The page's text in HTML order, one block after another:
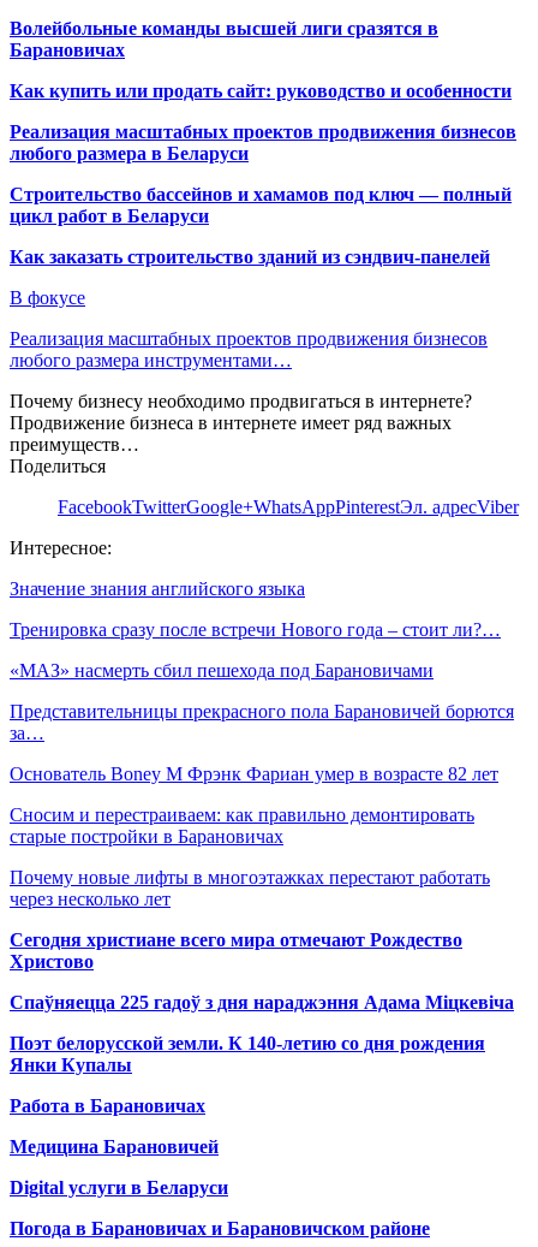
Волейбольные команды высшей лиги сразятся в
Барановичах
Как купить или продать сайт: руководство и особенности
Реализация масштабных проектов продвижения бизнесов
любого размера в Беларуси
Строительство бассейнов и хамамов под ключ — полный
цикл работ в Беларуси
Как заказать строительство зданий из сэндвич-панелей
В фокусе
Реализация масштабных проектов продвижения бизнесов
любого размера инструментами…
Почему бизнесу необходимо продвигаться в интернете?
Продвижение бизнеса в интернете имеет ряд важных
преимуществ…
Поделиться
FacebookTwitterGoogle+WhatsAppPinterestЭл. адресViber
Интересное:
Значение знания английского языка
Тренировка сразу после встречи Нового года – стоит ли?…
«МАЗ» насмерть сбил пешехода под Барановичами
Представительницы прекрасного пола Барановичей борются
за…
Основатель Boney M Фрэнк Фариан умер в возрасте 82 лет
Сносим и перестраиваем: как правильно демонтировать
старые постройки в Барановичах
Почему новые лифты в многоэтажках перестают работать
через несколько лет
Сегодня христиане всего мира отмечают Рождество
Христово
Спаўняецца 225 гадоў з дня нараджэння Адама Міцкевіча
Поэт белорусской земли. К 140-летию со дня рождения
Янки Купалы
Работа в Барановичах
Медицина Барановичей
Digital услуги в Беларуси
Погода в Барановичах и Барановичском районе